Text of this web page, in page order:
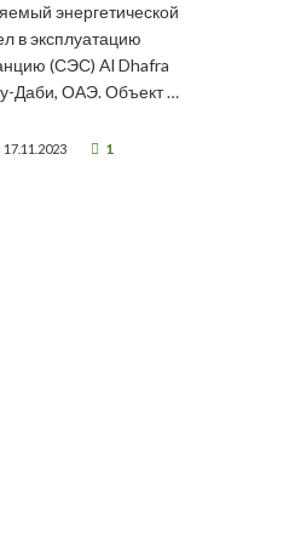
энергетической
в эксплуатацию
(СЭС) Al Dhafra
Даби, ОАЭ. Объект …
17.11.2023 1